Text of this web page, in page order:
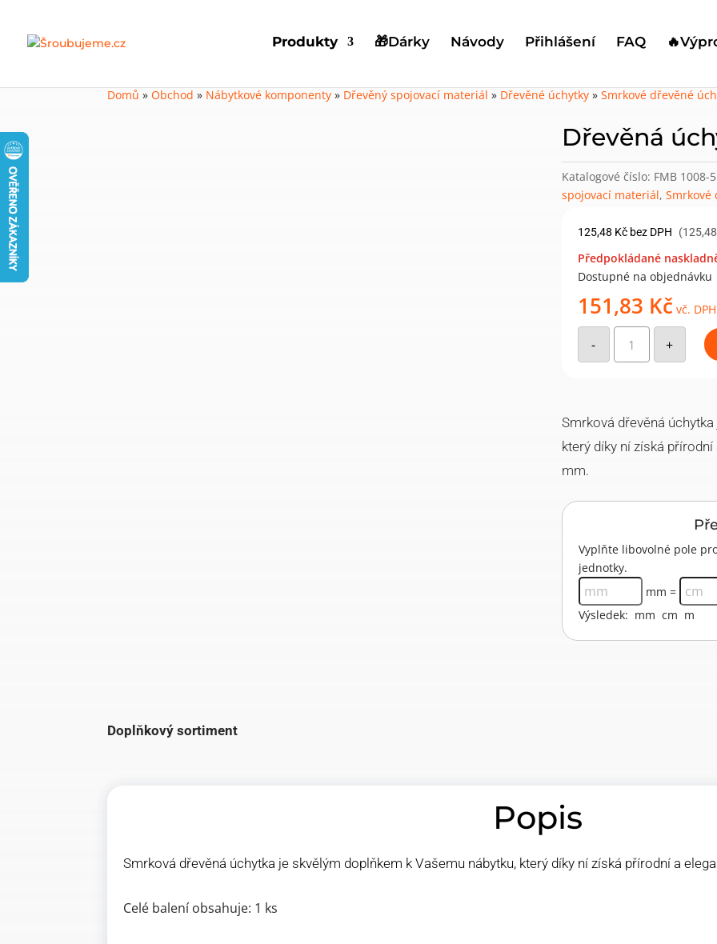
Produkty 🎁Dárky Návody Přihlášení FAQ
Domů »Obchod » Nábytkové komponenty » Dřevěný spojovací materiál » Dřevěné úchytky »Smrkové dřevěné
Dřevěná
Katalogové číslo: FMB 1008-
spojovací materiál, Smrkové
125,48 Kč bez DPH
Předpokládané
Dostupné na objednávku
151,83 Kč vč. DPH
-
Dřevěná
úchytka
4
+
Smrková dřevěná
který díky ní získá
mm.
Vyplňte libovolné pole
jednotky.
mm =
Výsledek: mm cm m
Doplňkový sortiment
Popis
Smrková dřevěná úchytka je skvělým doplňkem k Vašemu nábytku, který díky ní získá přírodní a
Celé balení obsahuje: 1 ks